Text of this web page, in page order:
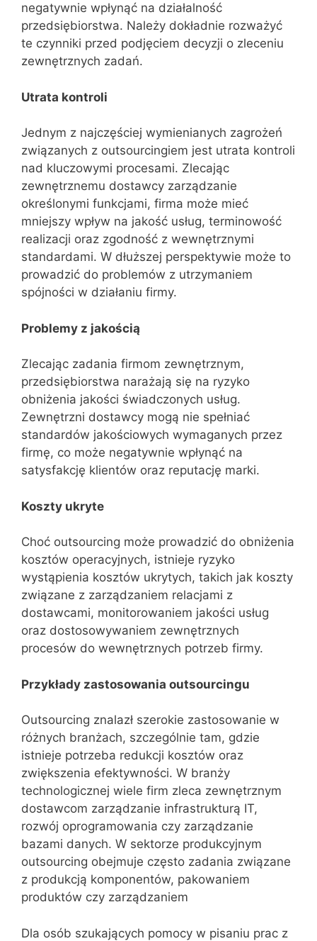
negatywnie wpłynąć na działalność
przedsiębiorstwa. Należy dokładnie rozważyć
te czynniki przed podjęciem decyzji o zleceniu
zewnętrznych zadań.
Utrata kontroli
Jednym z najczęściej wymienianych zagrożeń
związanych z outsourcingiem jest utrata kontroli
nad kluczowymi procesami. Zlecając
zewnętrznemu dostawcy zarządzanie
określonymi funkcjami, firma może mieć
mniejszy wpływ na jakość usług, terminowość
realizacji oraz zgodność z wewnętrznymi
standardami. W dłuższej perspektywie może to
prowadzić do problemów z utrzymaniem
spójności w działaniu firmy.
Problemy z jakością
Zlecając zadania firmom zewnętrznym,
przedsiębiorstwa narażają się na ryzyko
obniżenia jakości świadczonych usług.
Zewnętrzni dostawcy mogą nie spełniać
standardów jakościowych wymaganych przez
firmę, co może negatywnie wpłynąć na
satysfakcję klientów oraz reputację marki.
Koszty ukryte
Choć outsourcing może prowadzić do obniżenia
kosztów operacyjnych, istnieje ryzyko
wystąpienia kosztów ukrytych, takich jak koszty
związane z zarządzaniem relacjami z
dostawcami, monitorowaniem jakości usług
oraz dostosowywaniem zewnętrznych
procesów do wewnętrznych potrzeb firmy.
Przykłady zastosowania outsourcingu
Outsourcing znalazł szerokie zastosowanie w
różnych branżach, szczególnie tam, gdzie
istnieje potrzeba redukcji kosztów oraz
zwiększenia efektywności. W branży
technologicznej wiele firm zleca zewnętrznym
dostawcom zarządzanie infrastrukturą IT,
rozwój oprogramowania czy zarządzanie
bazami danych. W sektorze produkcyjnym
outsourcing obejmuje często zadania związane
z produkcją komponentów, pakowaniem
produktów czy zarządzaniem
Dla osób szukających pomocy w pisaniu prac z